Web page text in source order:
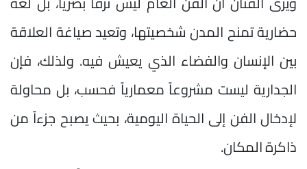
حضارية تمنح المدن شخصيتها، وتعيد صياغة العلاقة
بين الإنسان والفضاء الذي يعيش فيه. ولذلك، فإن
الجدارية ليست مشروعاً معمارياً فحسب، بل محاولة
لإدخال الفن إلى الحياة اليومية، بحيث يصبح جزءاً من
ذاكرة المكان.